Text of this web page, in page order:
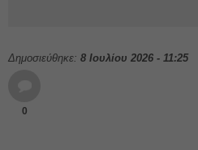
Δημοσιεύθηκε: 8 Ιουλίου 2026 - 11:25
0